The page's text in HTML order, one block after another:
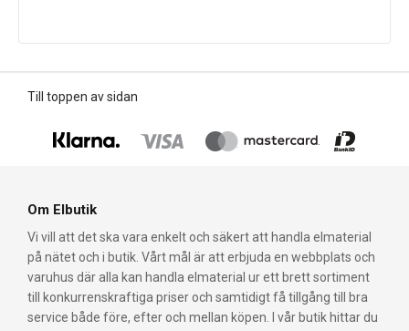
Till toppen av sidan
Om Elbutik
Vi vill att det ska vara enkelt och säkert att handla elmaterial
på nätet och i butik. Vårt mål är att erbjuda en webbplats och
varuhus där alla kan handla elmaterial ur ett brett sortiment
till konkurrenskraftiga priser och samtidigt få tillgång till bra
service både före, efter och mellan köpen. I vår butik hittar du